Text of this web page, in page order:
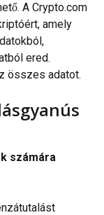
A Crypto.com
amely
ered.
összes adatot.
számára